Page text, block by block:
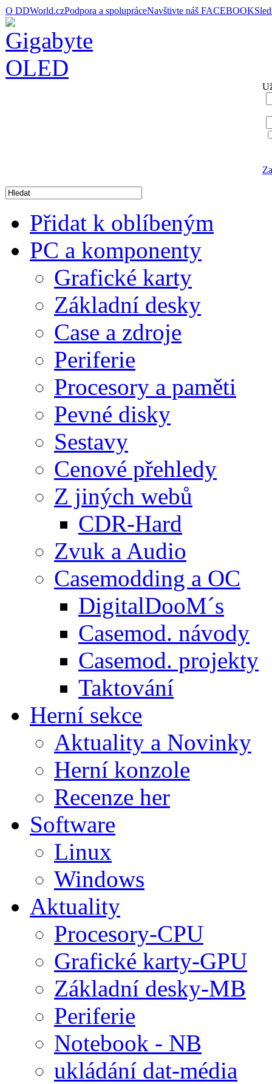
O DDWorld.czPodpora a spolupráceNavštivte náš FACEBOOK
Přidat k oblíbeným
PC a komponenty
Grafické karty
Základní desky
Case a zdroje
Periferie
Procesory a paměti
Pevné disky
Sestavy
Cenové přehledy
Z jiných webů
CDR-Hard
Zvuk a Audio
Casemodding a OC
DigitalDooM´s
Casemod. návody
Casemod. projekty
Taktování
Herní sekce
Aktuality a Novinky
Herní konzole
Recenze her
Software
Linux
Windows
Aktuality
Procesory-CPU
Grafické karty-GPU
Základní desky-MB
Periferie
Notebook - NB
ukládání dat-média